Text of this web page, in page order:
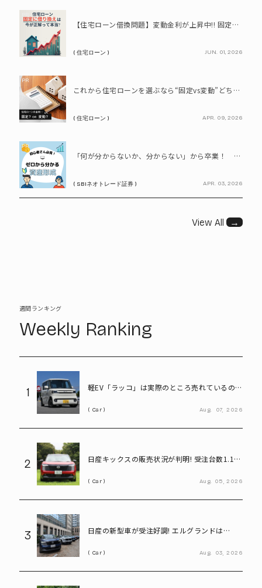
【住宅ローン借換問題】変動金利が上昇中!! 固定に借り換えるなら今が正解って本当? シミュレーションで比較してみよう
( 住宅ローン ) JUN. 01, 2026
PR
これから住宅ローンを選ぶなら“固定vs変動”どちらが正解? 9割が利用したいと答えた「いま決めなくてもいい」ローンとは!?
( 住宅ローン ) APR. 09, 2026
PR
「何が分からないか、分からない」から卒業！ SBIネオトレード証券で学ぶ、はじめての資産形成
( SBIネオトレード証券 ) APR. 03, 2026
View All →
週間ランキング
Weekly Ranking
1
軽EV「ラッコ」は実際のところ売れているの
Car Aug. 07, 2026
2
日産キックスの販売状況が判明! 受注台数1.1台
Car Aug. 05, 2026
3
日産の新型車が受注好調! エルグランドは
Car Aug. 03, 2026